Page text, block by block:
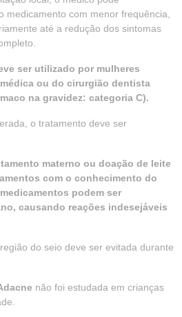
medicamento com menor frequência,
até a redução dos sintomas
ser utilizado por mulheres
ou do cirurgião dentista
na gravidez: categoria C).
o tratamento deve ser
materno ou doação de leite
com o conhecimento do
podem ser
causando reações indesejáveis
do seio deve ser evitada durante
não foi estudada em crianças